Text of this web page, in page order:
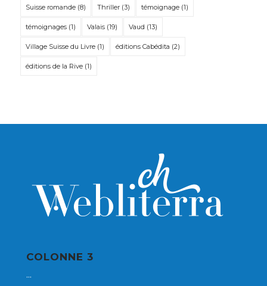
Suisse romande(8) Thriller(3) témoignage(1)
témoignages(1) Valais(19) Vaud (13)
Village Suisse du Livre(1) éditions Cabédita (2)
éditions de la Rive(1)
COLONNE 3
...